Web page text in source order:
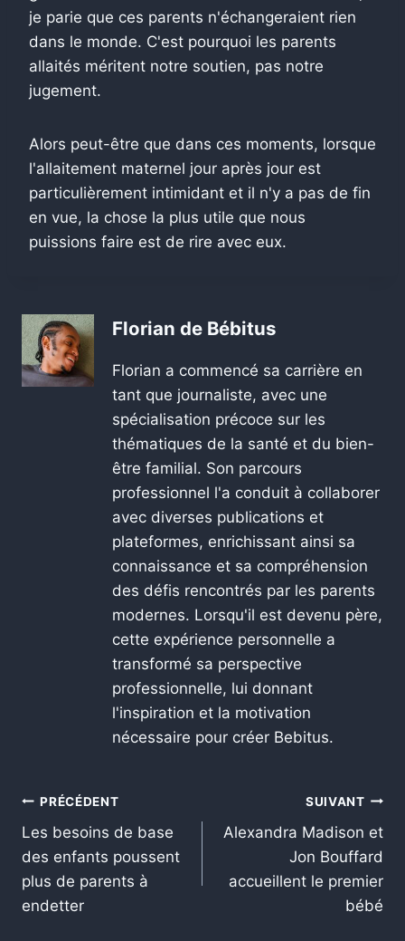
je parie que ces parents n'échangeraient rien
dans le monde. C'est pourquoi les parents
allaités méritent notre soutien, pas notre
jugement.
Alors peut-être que dans ces moments, lorsque
l'allaitement maternel jour après jour est
particulièrement intimidant et il n'y a pas de fin
en vue, la chose la plus utile que nous
puissions faire est de rire avec eux.
Florian de Bébitus
Florian a commencé sa carrière en
tant que journaliste, avec une
spécialisation précoce sur les
thématiques de la santé et du bien-
être familial. Son parcours
professionnel l'a conduit à collaborer
avec diverses publications et
plateformes, enrichissant ainsi sa
connaissance et sa compréhension
des défis rencontrés par les parents
modernes. Lorsqu'il est devenu père,
cette expérience personnelle a
transformé sa perspective
professionnelle, lui donnant
l'inspiration et la motivation
nécessaire pour créer Bebitus.
PRÉCÉDENT
Les besoins de base
des enfants poussent
plus de parents à
endetter
SUIVANT
Alexandra Madison et
Jon Bouffard
accueillent le premier
bébé